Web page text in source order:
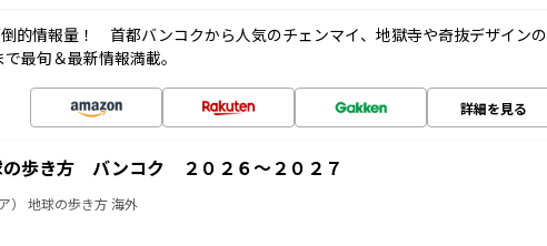
的情報量！ 首都バンコクから人気のチェンマイ、地獄寺や奇抜デザインの
最旬＆最新情報満載。
詳細を見る
歩き方 バンコク ２０２６～２０２７
） 地球の歩き方 海外